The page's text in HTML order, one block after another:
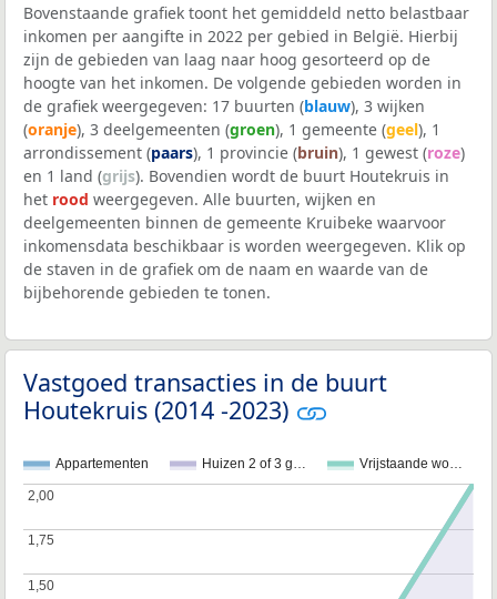
Bovenstaande grafiek toont het gemiddeld netto belastbaar
inkomen per aangifte in 2022 per gebied in België. Hierbij
zijn de gebieden van laag naar hoog gesorteerd op de
hoogte van het inkomen. De volgende gebieden worden in
de grafiek weergegeven: 17 buurten (blauw), 3 wijken
(oranje), 3 deelgemeenten (groen), 1 gemeente (geel), 1
arrondissement (paars), 1 provincie (bruin), 1 gewest (roze)
en 1 land (grijs). Bovendien wordt de buurt Houtekruis in
het rood weergegeven. Alle buurten, wijken en
deelgemeenten binnen de gemeente Kruibeke waarvoor
inkomensdata beschikbaar is worden weergegeven. Klik op
de staven in de grafiek om de naam en waarde van de
bijbehorende gebieden te tonen.
Vastgoed transacties in de buurt
Houtekruis (2014 -2023)
Appartementen Huizen 2 of 3 g… Vrijstaande wo…
1,50
1,50
1,75
1,75
2,00
2,00